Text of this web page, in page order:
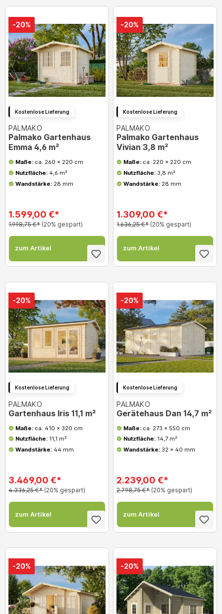
-20%
Kostenlose Lieferung
PALMAKO
Palmako Gartenhaus
Emma 4,6 m²
Maße:ca. 260 x 220 cm
Nutzfläche: 4,6 m²
Wandstärke:28 mm
1.599,00 €*
1.998,75 €* (20% gespart)
zum Artikel
-20%
Kostenlose Lieferung
PALMAKO
Palmako Gartenhaus
Vivian 3,8 m²
Maße: ca. 220 x 220 cm
Nutzfläche:3,8 m²
Wandstärke:28 mm
1.309,00 €*
1.636,25 €* (20% gespart)
zum Artikel
-20%
Kostenlose Lieferung
PALMAKO
Gartenhaus Iris 11,1 m²
Maße:ca. 410 x 320 cm
Nutzfläche:11,1 m²
Wandstärke:44 mm
3.469,00 €*
4.336,25 €* (20% gespart)
zum Artikel
-20%
Kostenlose Lieferung
PALMAKO
Gerätehaus Dan 14,7 m²
Maße: ca. 273 x 550 cm
Nutzfläche: 14,7 m²
Wandstärke:32 x 40 mm
2.239,00 €*
2.798,75 €* (20% gespart)
zum Artikel
-20% -20%